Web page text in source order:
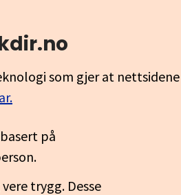
som gjer at
på
trygg. Desse